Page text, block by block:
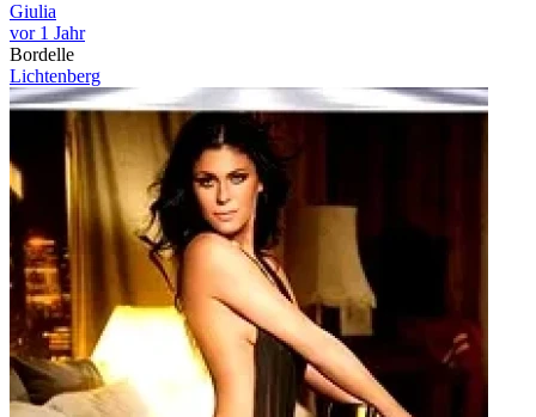
Giulia
vor 1 Jahr
Bordelle
Lichtenberg